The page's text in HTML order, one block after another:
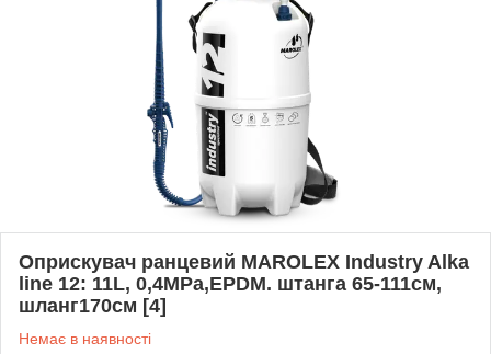
Оприскувач ранцевий MAROLEX Industry Alka
line 12: 11L, 0,4MPa,EPDM. штанга 65-111см,
шланг170см [4]
Немає в наявності